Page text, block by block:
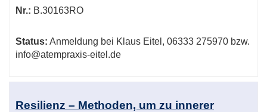
Nr.: B.30163RO
Status: Anmeldung bei Klaus Eitel, 06333 275970 bzw.
info@atempraxis-eitel.de
Resilienz – Methoden, um zu innerer